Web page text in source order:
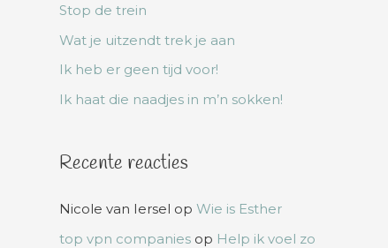
Stop de trein
Wat je uitzendt trek je aan
Ik heb er geen tijd voor!
Ik haat die naadjes in m’n sokken!
Recente reacties
Nicole van Iersel op Wie is Esther
top vpn companies op Help ik voel zo